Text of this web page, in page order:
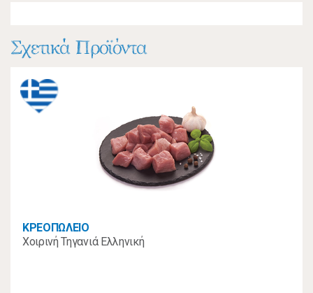
Σχετικά Προϊόντα
ΚΡΕΟΠΩΛΕΙΟ
Χοιρινή Τηγανιά Ελληνική